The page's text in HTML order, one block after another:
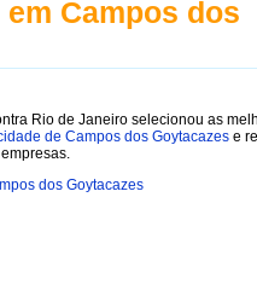
Campos dos
Rio de Janeiro selecionou as
de Campos dos Goytacazes e
dos Goytacazes